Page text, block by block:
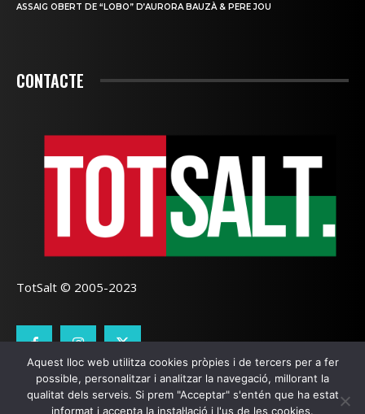
ASSAIG OBERT DE “LOBO” D’AURORA BAUZÀ & PERE JOU
CONTACTE
TotSalt © 2005-2023
CONTACTE TOTSALT AVÍS LEGAL GALETES
Aquest lloc web utilitza cookies pròpies i de tercers per a fer
possible, personalitzar i analitzar la navegació, millorant la
qualitat dels serveis. Si prem "Acceptar" s'entén que ha estat
informat i accepta la instal·lació i l'us de les cookies.